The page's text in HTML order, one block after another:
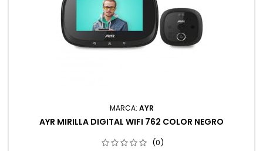
MARCA: AYR
AYR MIRILLA DIGITAL WIFI 762 COLOR NEGRO
(0)